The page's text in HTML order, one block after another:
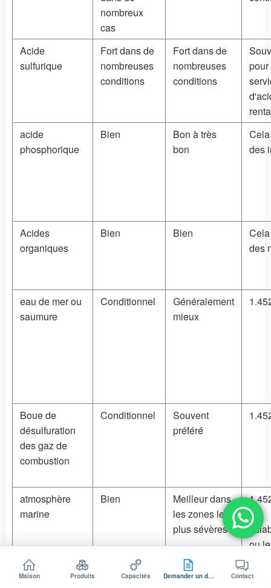
nombreux
cas
Acide
sulfurique
Fort dans de
nombreuses
conditions
Fort dans de
nombreuses
conditions
acide
phosphorique
Bien
Bon à très
bon
des
Acides
organiques
Bien Bien
des
eau de mer ou
saumure
Conditionnel
Généralement
mieux
Boue de
désulfuration
des gaz de
combustion
Conditionnel
Souvent
préféré
atmosphère
marine
Bien
Meilleur dans
les zones les
plus sévères
les
ou
Humidité
Mieux
Maison Produits Capacités Demander un devis Contact